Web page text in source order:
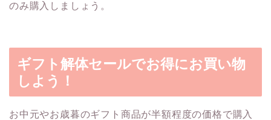
のみ購入しましょう。
ギフト解体セールでお得にお買い物
しよう！
お中元やお歳暮のギフト商品が半額程度の価格で購入